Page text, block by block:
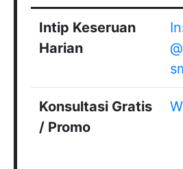
Intip Keseruan
Harian
Konsultasi Gratis
/ Promo